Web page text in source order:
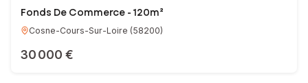
Fonds De Commerce - 120m²
Cosne-Cours-Sur-Loire (58200)
30 000 €